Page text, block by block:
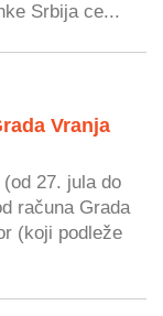
Srbija ce...
Vranja
27. jula do
računa Grada
(koji podleže